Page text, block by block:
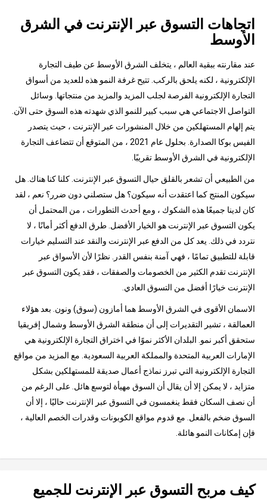
اتجاهات التسوق عبر الإنترنت في الشرق
الأوسط
عند مقارنته ببقية العالم ، يتخلف الشرق الأوسط عن طيف التجارة
الإلكترونية ، لكنه يلحق بالركب. تتيح غرفة النمو هذه للعديد من أسواق
التجارة الإلكترونية الفرصة لجلب المزيد والمزيد من منتجاتها. وسائل
التواصل الاجتماعي هي سبب كبير للنمو الذي شهدته هذه السوق حتى الآن.
يتم إلهام المستهلكين من خلال المنشورات عبر الإنترنت ، حيث يتصدر
الفيس بوكا الصدارة. بحلول عام 2021 ، من المتوقع أن تتضاعف التجارة
الإلكترونية في الشرق الأوسط تقريبًا.
من الطبيعي أن تشعر بالقلق حيال التسوق عبر الإنترنت. كلنا كنا هناك. هل
سيكون المنتج كما اعتقدت أنه سيكون؟ هل ستصلني دون ضرر؟ نعم ، لقد
كان لدينا جميعًا هذه الشكوك ، ومع أحدث التطورات ، من المحتمل أن
يكون التسوق عبر الإنترنت هو الخيار الأفضل. طرق الدفع أكثر أمانًا ، لا
نتردد في ذلك. يعد كل من الدفع عبر الإنترنت والنقد عند التسليم خيارات
قابلة للتطبيق تمامًا ، فهي آمنة بنفس القدر. نظرًا لأن الأسواق عبر
الإنترنت تقدم الكثير من الخصومات والصفقات ، فقد يكون التسوق عبر
الإنترنت خيارًا أفضل من التسوق العادي.
الاسمان الأقوى في الشرق الأوسط هما أمازون (سوق) ونون. بعد هؤلاء
العمالقة ، تشير التقديرات إلى أن منطقة الشرق الأوسط وشمال إفريقيا
ستحقق أكبر نمو. البلدان الأكثر نموًا في اختراق التجارة الإلكترونية هي
الإمارات العربية المتحدة والمملكة العربية السعودية. مع المزيد من مواقع
التجارة الإلكترونية التي تبرز نماذج أعمال صديقة للمستهلكين بشكل
متزايد ، لا يمكن إلا أن يقال أن السوق مهيأة لتوسع هائل. على الرغم من
أن نصف السكان فقط ينغمسون في التسوق عبر الإنترنت حاليًا ، إلا أن
السوق ضخم بالفعل. مع قدوم مواقع الكوبونات وقدرات الخصم العالية ،
فإن إمكانات النمو هائلة.
كيف مربح التسوق عبر الإنترنت للجميع